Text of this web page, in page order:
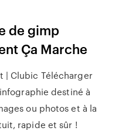
de gimp
Ça Marche
| Clubic Télécharger
destiné à
ou photos et à la
rapide et sûr !